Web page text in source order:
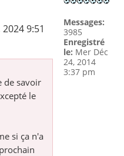
9:51
de savoir
le
si ça n'a
Messages:
3985
Enregistré
le: Mer Déc
24, 2014
3:37 pm